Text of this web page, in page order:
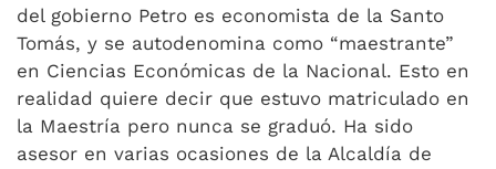
del gobierno Petro es economista de la Santo
Tomás, y se autodenomina como “maestrante”
en Ciencias Económicas de la Nacional. Esto en
realidad quiere decir que estuvo matriculado en
la Maestría pero nunca se graduó. Ha sido
asesor en varias ocasiones de la Alcaldía de